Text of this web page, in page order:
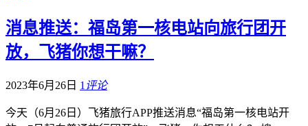
消息推送：福岛第一核电站向旅行团开
放，飞猪你想干嘛？
2023年6月26日 1 评论
今天（6月26日）飞猪旅行APP推送消息“福岛第一核电站开